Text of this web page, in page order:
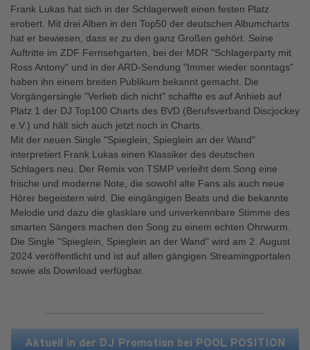
Aktuell in der DJ Promotion bei POOL POSITION
Frank Lukas hat sich in der Schlagerwelt einen festen Platz
erobert. Mit drei Alben in den Top50 der deutschen Albumcharts
hat er bewiesen, dass er zu den ganz Großen gehört. Seine
Auftritte im ZDF Fernsehgarten, bei der MDR "Schlagerparty mit
Ross Antony" und in der ARD-Sendung "Immer wieder sonntags"
haben ihn einem breiten Publikum bekannt gemacht. Die
Vorgängersingle "Verlieb dich nicht" schaffte es auf Anhieb auf
Platz 1 der DJ Top100 Charts des BVD (Berufsverband Discjockey
e.V.) und hält sich auch jetzt noch in Charts.
Mit der neuen Single "Spieglein, Spieglein an der Wand"
interpretiert Frank Lukas einen Klassiker des deutschen
Schlagers neu. Der Remix von TSMP verleiht dem Song eine
frische und moderne Note, die sowohl alte Fans als auch neue
Hörer begeistern wird. Die eingängigen Beats und die bekannte
Melodie und dazu die glasklare und unverkennbare Stimme des
smarten Sängers machen den Song zu einem echten Ohrwurm.
Die Single "Spieglein, Spieglein an der Wand" wird am 2. August
2024 veröffentlicht und ist auf allen gängigen Streamingportalen
sowie als Download verfügbar.